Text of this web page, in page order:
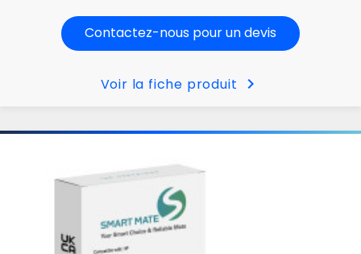
Contactez-nous pour un devis
Voir la fiche produit chevron_right